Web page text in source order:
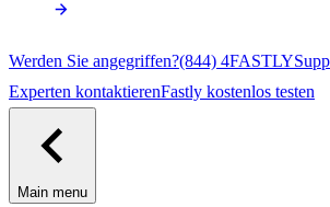
Werden Sie angegriffen?(844) 4FASTLY
Experten kontaktierenFastly kostenlos testen
Main menu